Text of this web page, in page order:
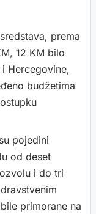
prema
12 KM bilo
Hercegovine,
budžetima
pojedini
od deset
i do tri
primorane na